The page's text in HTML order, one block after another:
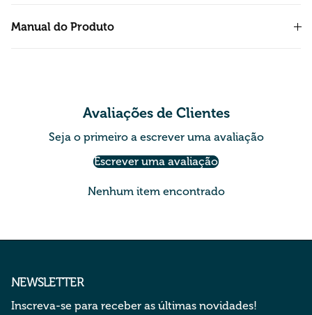
Manual do Produto
Avaliações de Clientes
Seja o primeiro a escrever uma avaliação
Escrever uma avaliação
Nenhum item encontrado
NEWSLETTER
Inscreva-se para receber as últimas novidades!